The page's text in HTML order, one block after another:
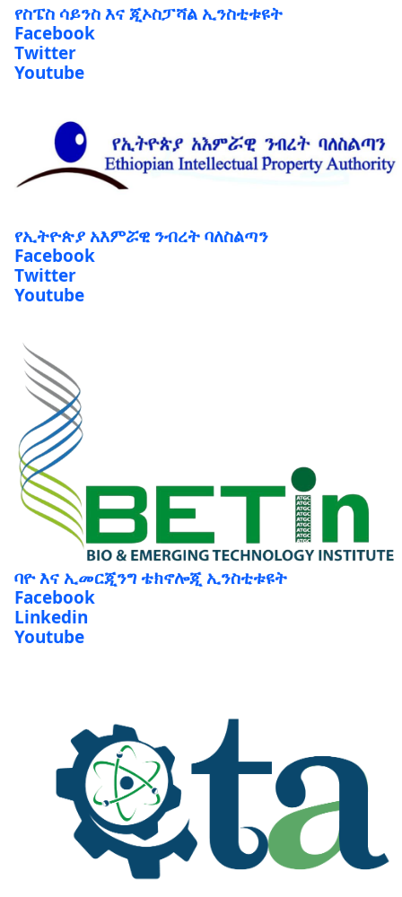
የስፔስ ሳይንስ እና ጂኦስፓሻል ኢንስቲቱዩት
Facebook
Twitter
Youtube
የኢትዮጵያ አእምሯዊ ንብረት ባለስልጣን
Facebook
Twitter
Youtube
ባዮ እና ኢመርጂንግ ቴክኖሎጂ ኢንስቲቱዩት
Facebook
Linkedin
Youtube